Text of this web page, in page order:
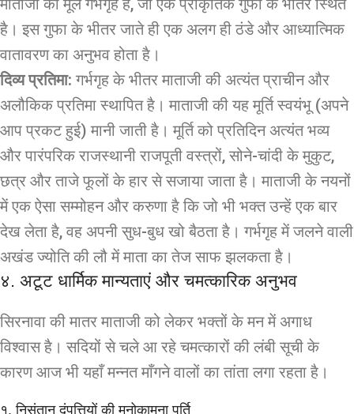
है। इस गुफा के भीतर जाते ही एक अलग ही ठंडे और आध्यात्मिक
वातावरण का अनुभव होता है।
दिव्य प्रतिमा: गर्भगृह के भीतर माताजी की अत्यंत प्राचीन और
अलौकिक प्रतिमा स्थापित है। माताजी की यह मूर्ति स्वयंभू (अपने
आप प्रकट हुई) मानी जाती है। मूर्ति को प्रतिदिन अत्यंत भव्य
और पारंपरिक राजस्थानी राजपूती वस्त्रों, सोने-चांदी के मुकुट,
छत्र और ताजे फूलों के हार से सजाया जाता है। माताजी के नयनों
में एक ऐसा सम्मोहन और करुणा है कि जो भी भक्त उन्हें एक बार
देख लेता है, वह अपनी सुध-बुध खो बैठता है। गर्भगृह में जलने वाली
अखंड ज्योति की लौ में माता का तेज साफ झलकता है।
४. अटूट धार्मिक मान्यताएं और चमत्कारिक अनुभव
सिरनावा की मातर माताजी को लेकर भक्तों के मन में अगाध
विश्वास है। सदियों से चले आ रहे चमत्कारों की लंबी सूची के
कारण आज भी यहाँ मन्नत माँगने वालों का तांता लगा रहता है।
१. निसंतान दंपत्तियों की मनोकामना पूर्ति